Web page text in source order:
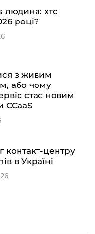
людина: хто
році?
з живим
або чому
стає новим
CCaaS
контакт-центру
в Україні